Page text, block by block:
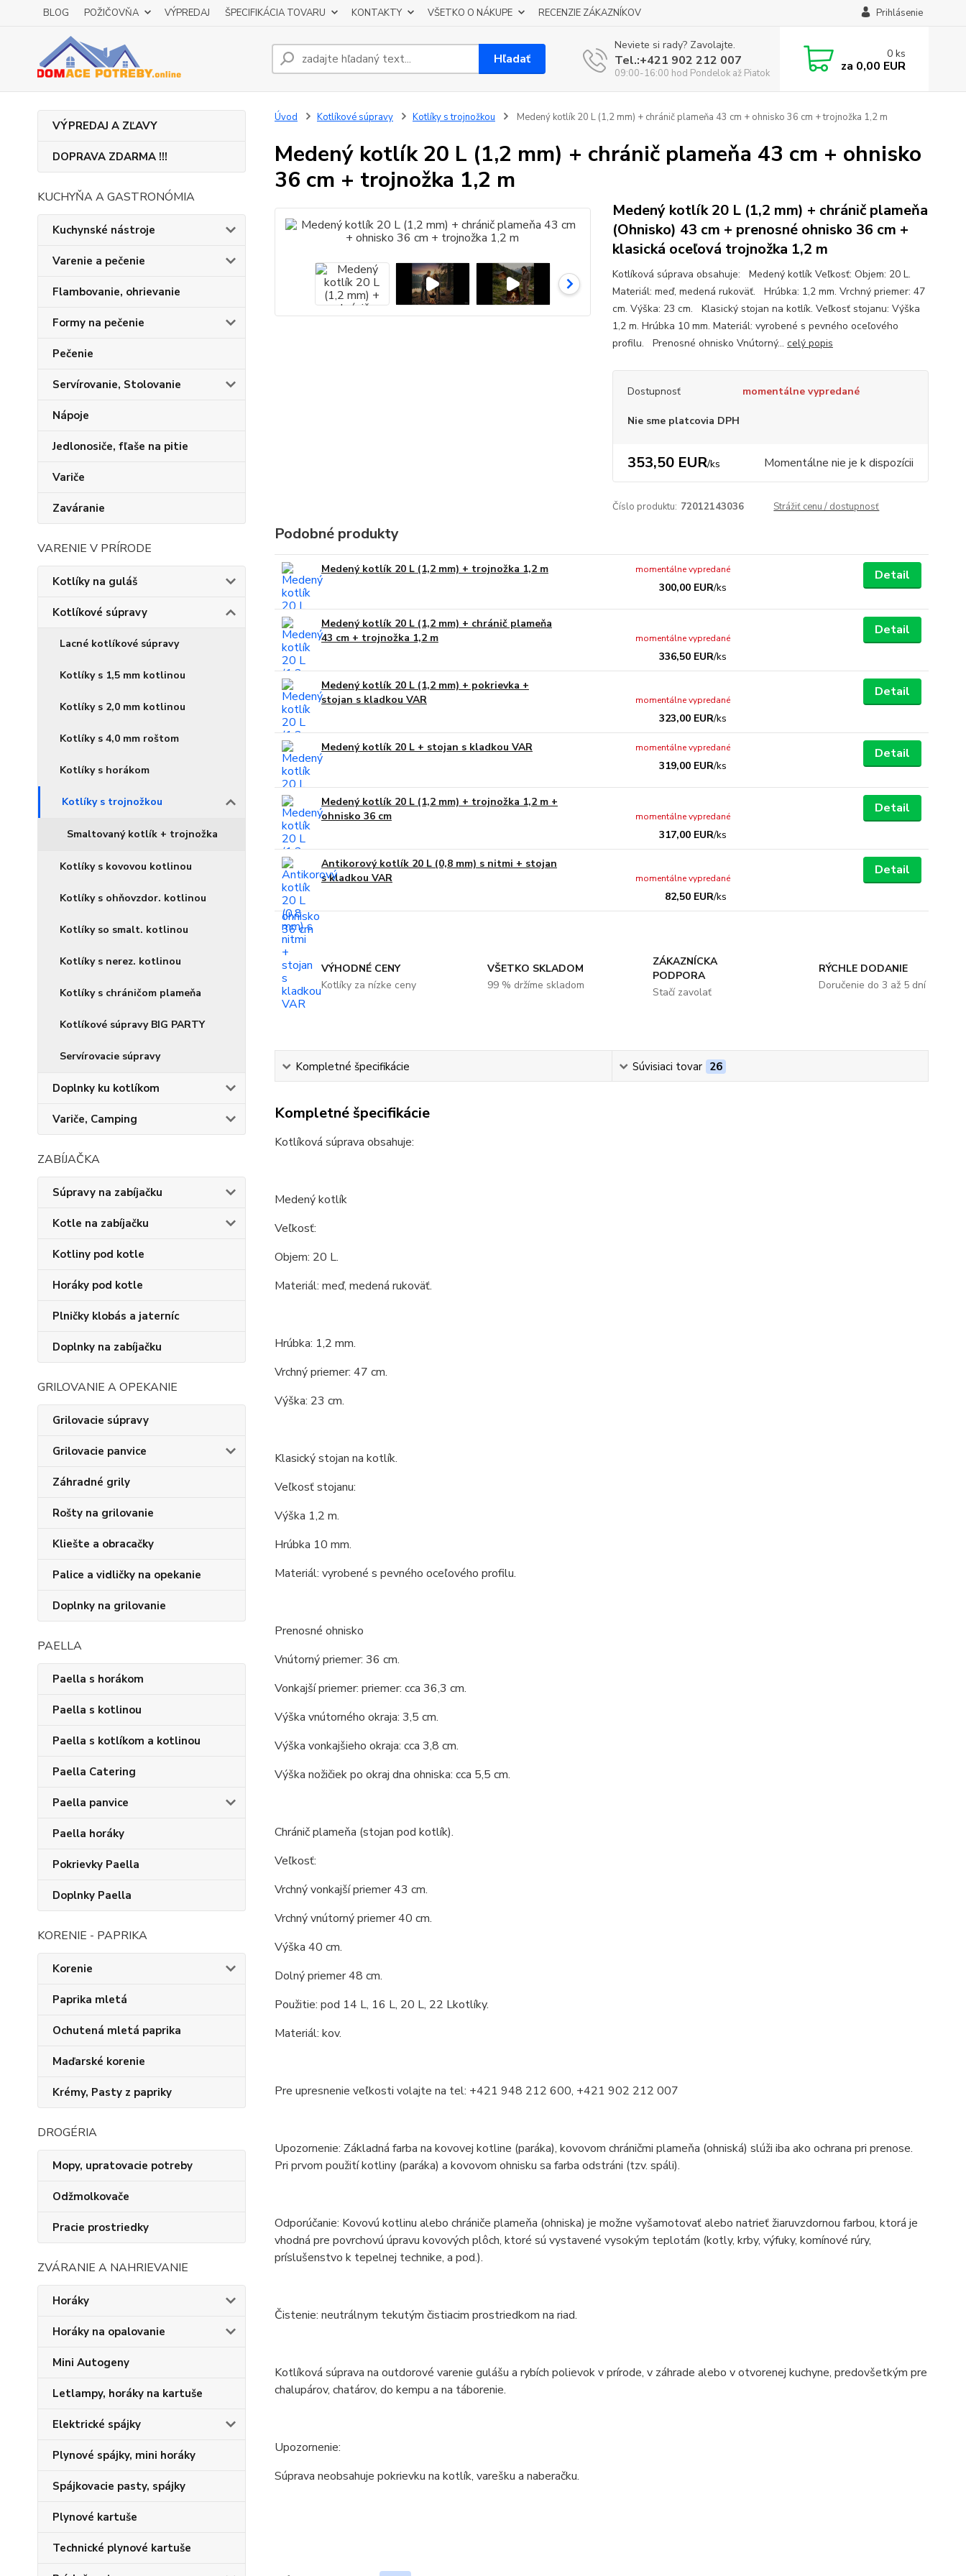
BLOG POŽIČOVŇA VÝPREDAJ ŠPECIFIKÁCIA TOVARU KONTAKTY VŠETKO O NÁKUPE RECENZIE ZÁKAZNÍKOV Prihlásenie
Hľadať
Neviete si rady? Zavolajte.
Tel.:+421 902 212 007
09:00-16:00 hod Pondelok až Piatok
0 ks
za 0,00 EUR
VÝPREDAJ A ZĽAVY
DOPRAVA ZDARMA !!!
KUCHYŇA A GASTRONÓMIA
Kuchynské nástroje
Varenie a pečenie
Flambovanie, ohrievanie
Formy na pečenie
Pečenie
Servírovanie, Stolovanie
Nápoje
Jedlonosiče, fľaše na pitie
Variče
Zaváranie
VARENIE V PRÍRODE
Kotlíky na guláš
Kotlíkové súpravy
Lacné kotlíkové súpravy
Kotlíky s 1,5 mm kotlinou
Kotlíky s 2,0 mm kotlinou
Kotlíky s 4,0 mm roštom
Kotlíky s horákom
Kotlíky s trojnožkou
Smaltovaný kotlík + trojnožka
Kotlíky s kovovou kotlinou
Kotlíky s ohňovzdor. kotlinou
Kotlíky so smalt. kotlinou
Kotlíky s nerez. kotlinou
Kotlíky s chráničom plameňa
Kotlíkové súpravy BIG PARTY
Servírovacie súpravy
Doplnky ku kotlíkom
Variče, Camping
ZABÍJAČKA
Súpravy na zabíjačku
Kotle na zabíjačku
Kotliny pod kotle
Horáky pod kotle
Plničky klobás a jaterníc
Doplnky na zabíjačku
GRILOVANIE A OPEKANIE
Grilovacie súpravy
Grilovacie panvice
Záhradné grily
Rošty na grilovanie
Kliešte a obracačky
Palice a vidličky na opekanie
Doplnky na grilovanie
PAELLA
Paella s horákom
Paella s kotlinou
Paella s kotlíkom a kotlinou
Paella Catering
Paella panvice
Paella horáky
Pokrievky Paella
Doplnky Paella
KORENIE - PAPRIKA
Korenie
Paprika mletá
Ochutená mletá paprika
Maďarské korenie
Krémy, Pasty z papriky
DROGÉRIA
Mopy, upratovacie potreby
Odžmolkovače
Pracie prostriedky
ZVÁRANIE A NAHRIEVANIE
Horáky
Horáky na opalovanie
Mini Autogeny
Letlampy, horáky na kartuše
Elektrické spájky
Plynové spájky, mini horáky
Spájkovacie pasty, spájky
Plynové kartuše
Technické plynové kartuše
Úvod Kotlíkové súpravy Kotlíky s trojnožkou Medený kotlík 20 L (1,2 mm) + chránič plameňa 43 cm + ohnisko 36 cm + trojnožka 1,2 m
Medený kotlík 20 L (1,2 mm) + chránič plameňa 43 cm + ohnisko
36 cm + trojnožka 1,2 m
Medený kotlík 20 L (1,2 mm) + chránič plameňa
(Ohnisko) 43 cm + prenosné ohnisko 36 cm +
klasická oceľová trojnožka 1,2 m
Kotlíková súprava obsahuje: Medený kotlík Veľkosť: Objem: 20 L.
Materiál: meď, medená rukoväť. Hrúbka: 1,2 mm. Vrchný priemer: 47
cm. Výška: 23 cm. Klasický stojan na kotlík. Veľkosť stojanu: Výška
1,2 m. Hrúbka 10 mm. Materiál: vyrobené s pevného oceľového
profilu. Prenosné ohnisko Vnútorný... celý popis
Dostupnosť momentálne vypredané
Nie sme platcovia DPH
353,50 EUR/ks Momentálne nie je k dispozícii
Číslo produktu: 72012143036 Strážiť cenu / dostupnosť
Podobné produkty
Medený kotlík 20 L (1,2 mm) + trojnožka 1,2 m
300,00 EUR/ks
momentálne vypredané Detail
Medený kotlík 20 L (1,2 mm) + chránič plameňa
43 cm + trojnožka 1,2 m
336,50 EUR/ks
momentálne vypredané
Detail
Medený kotlík 20 L (1,2 mm) + pokrievka +
stojan s kladkou VAR
323,00 EUR/ks
momentálne vypredané
Detail
Medený kotlík 20 L + stojan s kladkou VAR
319,00 EUR/ks
momentálne vypredané Detail
Medený kotlík 20 L (1,2 mm) + trojnožka 1,2 m +
ohnisko 36 cm
317,00 EUR/ks
momentálne vypredané
Detail
Antikorový kotlík 20 L (0,8 mm) s nitmi + stojan
s kladkou VAR
82,50 EUR/ks
momentálne vypredané
Detail
VÝHODNÉ CENY
Kotlíky za nízke ceny
VŠETKO SKLADOM
99 % držíme skladom
ZÁKAZNÍCKA
PODPORA
Stačí zavolať
RÝCHLE DODANIE
Doručenie do 3 až 5 dní
Kompletné špecifikácie Súvisiaci tovar 26
Kompletné špecifikácie
Kotlíková súprava obsahuje:
Medený kotlík
Veľkosť:
Objem: 20 L.
Materiál: meď, medená rukoväť.
Hrúbka: 1,2 mm.
Vrchný priemer: 47 cm.
Výška: 23 cm.
Klasický stojan na kotlík.
Veľkosť stojanu:
Výška 1,2 m.
Hrúbka 10 mm.
Materiál: vyrobené s pevného oceľového profilu.
Prenosné ohnisko
Vnútorný priemer: 36 cm.
Vonkajší priemer: priemer: cca 36,3 cm.
Výška vnútorného okraja: 3,5 cm.
Výška vonkajšieho okraja: cca 3,8 cm.
Výška nožičiek po okraj dna ohniska: cca 5,5 cm.
Chránič plameňa (stojan pod kotlík).
Veľkosť:
Vrchný vonkajší priemer 43 cm.
Vrchný vnútorný priemer 40 cm.
Výška 40 cm.
Dolný priemer 48 cm.
Použitie: pod 14 L, 16 L, 20 L, 22 Lkotlíky.
Materiál: kov.
Pre upresnenie veľkosti volajte na tel: +421 948 212 600, +421 902 212 007
Upozornenie: Základná farba na kovovej kotline (paráka), kovovom chráničmi plameňa (ohniská) slúži iba ako ochrana pri prenose.
Pri prvom použití kotliny (paráka) a kovovom ohnisku sa farba odstráni (tzv. spáli).
Odporúčanie: Kovovú kotlinu alebo chrániče plameňa (ohniska) je možne vyšamotovať alebo natrieť žiaruvzdornou farbou, ktorá je
vhodná pre povrchovú úpravu kovových plôch, ktoré sú vystavené vysokým teplotám (kotly, krby, výfuky, komínové rúry,
príslušenstvo k tepelnej technike, a pod.).
Čistenie: neutrálnym tekutým čistiacim prostriedkom na riad.
Kotlíková súprava na outdorové varenie gulášu a rybích polievok v prírode, v záhrade alebo v otvorenej kuchyne, predovšetkým pre
chalupárov, chatárov, do kempu a na táborenie.
Upozornenie:
Súprava neobsahuje pokrievku na kotlík, varešku a naberačku.